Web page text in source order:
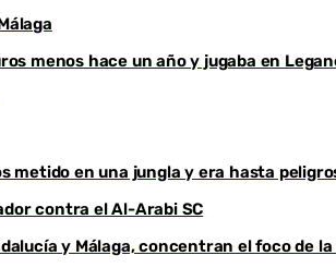
menos hace un año y jugaba en
metido en una jungla y era hasta
contra el Al-Arabi SC
y Málaga, concentran el foco de